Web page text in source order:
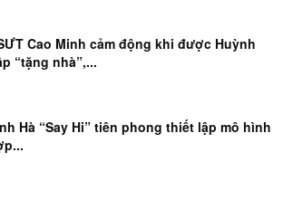
Cao Minh cảm động khi được Huỳnh
“tặng nhà”,...
Hà “Say Hi” tiên phong thiết lập mô hình